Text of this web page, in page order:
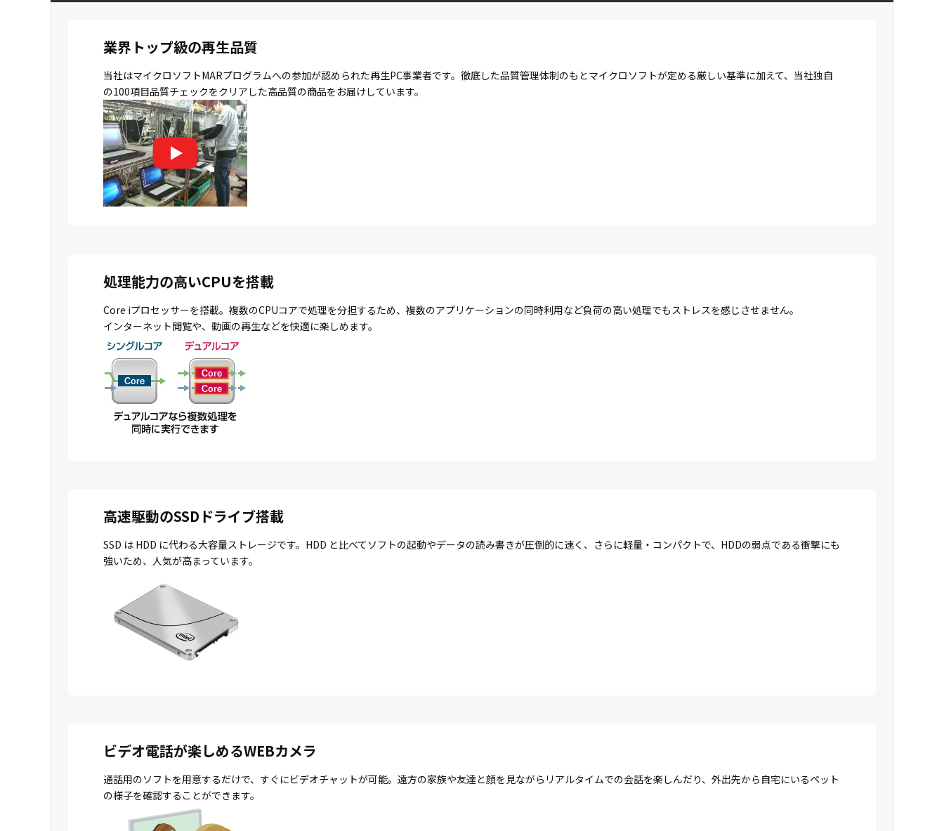
業界トップ級の再生品質
当社はマイクロソフトMARプログラムへの参加が認められた再生PC事業者です。徹底した品質管理体制のもとマイクロソフトが定める厳しい基準に加えて、当社独自
の100項目品質チェックをクリアした高品質の商品をお届けしています。
処理能力の高いCPUを搭載
Core iプロセッサーを搭載。複数のCPUコアで処理を分担するため、複数のアプリケーションの同時利用など負荷の高い処理でもストレスを感じさせません。
インターネット閲覧や、動画の再生などを快適に楽しめます。
高速駆動のSSDドライブ搭載
SSD は HDD に代わる大容量ストレージです。HDD と比べてソフトの起動やデータの読み書きが圧倒的に速く、さらに軽量・コンパクトで、HDDの弱点である衝撃にも
強いため、人気が高まっています。
ビデオ電話が楽しめるWEBカメラ
通話用のソフトを用意するだけで、すぐにビデオチャットが可能。遠方の家族や友達と顔を見ながらリアルタイムでの会話を楽しんだり、外出先から自宅にいるペット
の様子を確認することができます。